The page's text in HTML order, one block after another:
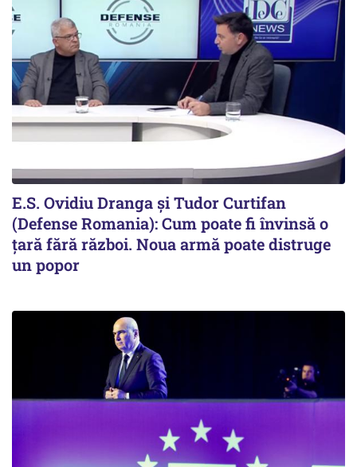
E.S. Ovidiu Dranga și Tudor Curtifan
(Defense Romania): Cum poate fi învinsă o
țară fără război. Noua armă poate distruge
un popor